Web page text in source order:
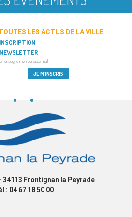
LES ACTUS DE LA VILLE
INSCRIPTION
NEWSLETTER
34113 Frontignan la Peyrade
: 04 67 18 50 00